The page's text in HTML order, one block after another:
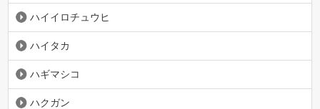
ハイイロチュウヒ
ハイタカ
ハギマシコ
ハクガン